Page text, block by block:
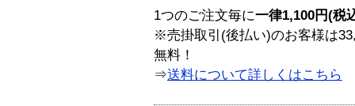
1つのご注文毎に一律1,100円(税
※売掛取引(後払い)のお客様は
無料！
⇒送料について詳しくはこちら